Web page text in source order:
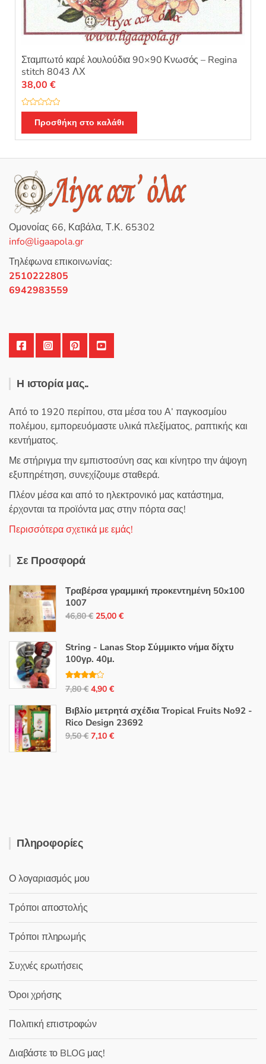
Σταμπωτό καρέ λουλούδια 90×90 Κνωσός – Regina
stitch 8043 ΛΧ
Β
μ
ο
θ
η
κ
ε
μ
α
π
ό
5
38,00 €
Προσθήκη στο καλάθι
Ομονοίας 66, Καβάλα, Τ.Κ. 65302
info@ligaapola.gr
Τηλέφωνα επικοινωνίας:
2510222805
6942983559
Η ιστορία μας..
Από το 1920 περίπου, στα μέσα του Α’ παγκοσμίου
πολέμου, εμπορευόμαστε υλικά πλεξίματος, ραπτικής και
κεντήματος.
Με στήριγμα την εμπιστοσύνη σας και κίνητρο την άψογη
εξυπηρέτηση, συνεχίζουμε σταθερά.
Πλέον μέσα και από το ηλεκτρονικό μας κατάστημα,
έρχονται τα προϊόντα μας στην πόρτα σας!
Περισσότερα σχετικά με εμάς!
Σε Προσφορά
Τραβέρσα γραμμική προκεντημένη 50x100
1007
46,80€ Original
was:
46,80 €.
25,00 €Η
τιμή
String - Lanas Stop Σύμμικτο νήμα δίχτυ
100γρ. 40μ.
Βαθμολο
γήθηκε με
5
7,80€ Original
was:
7,80 €.
4,90 €Η
τιμή
είναι:
Βιβλίο μετρητά σχέδια Tropical Fruits No92 -
Rico Design 23692
9,50€ Original
7,10 €Η
Πληροφορίες
Ο λογαριασμός μου
Τρόποι αποστολής
Τρόποι πληρωμής
Συχνές ερωτήσεις
Όροι χρήσης
Πολιτική επιστροφών
Διαβάστε το BLOG μας!